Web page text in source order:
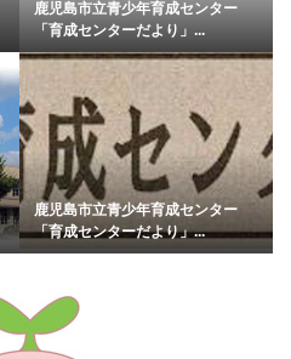
鹿児島市立青少年育成センター
「育成センターだより」...
鹿児島市立青少年育成センター
「育成センターだより」...